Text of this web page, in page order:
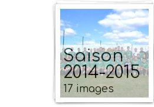
Saison
2014-2015
17 images